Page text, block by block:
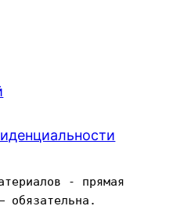
- прямая
обязательна.